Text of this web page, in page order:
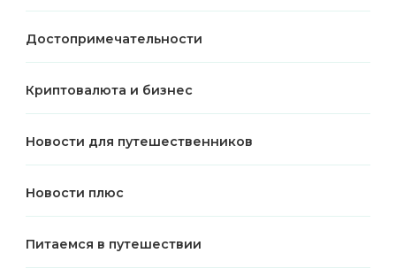
Достопримечательности
Криптовалюта и бизнес
Новости для путешественников
Новости плюс
Питаемся в путешествии